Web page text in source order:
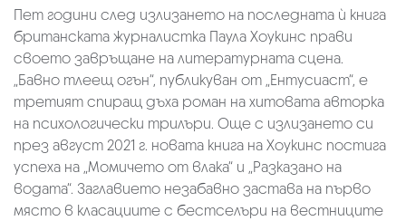
Пет години след излизането на последната ѝ книга
британската журналистка Паула Хоукинс прави
своето завръщане на литературната сцена.
„Бавно тлеещ огън“, публикуван от „Ентусиаст“, е
третият спиращ дъха роман на хитовата авторка
на психологически трилъри. Още с излизането си
през август 2021 г. новата книга на Хоукинс постига
успеха на „Момичето от влака“ и „Разказано на
водата“. Заглавието незабавно застава на първо
място в класациите с бестселъри на вестниците